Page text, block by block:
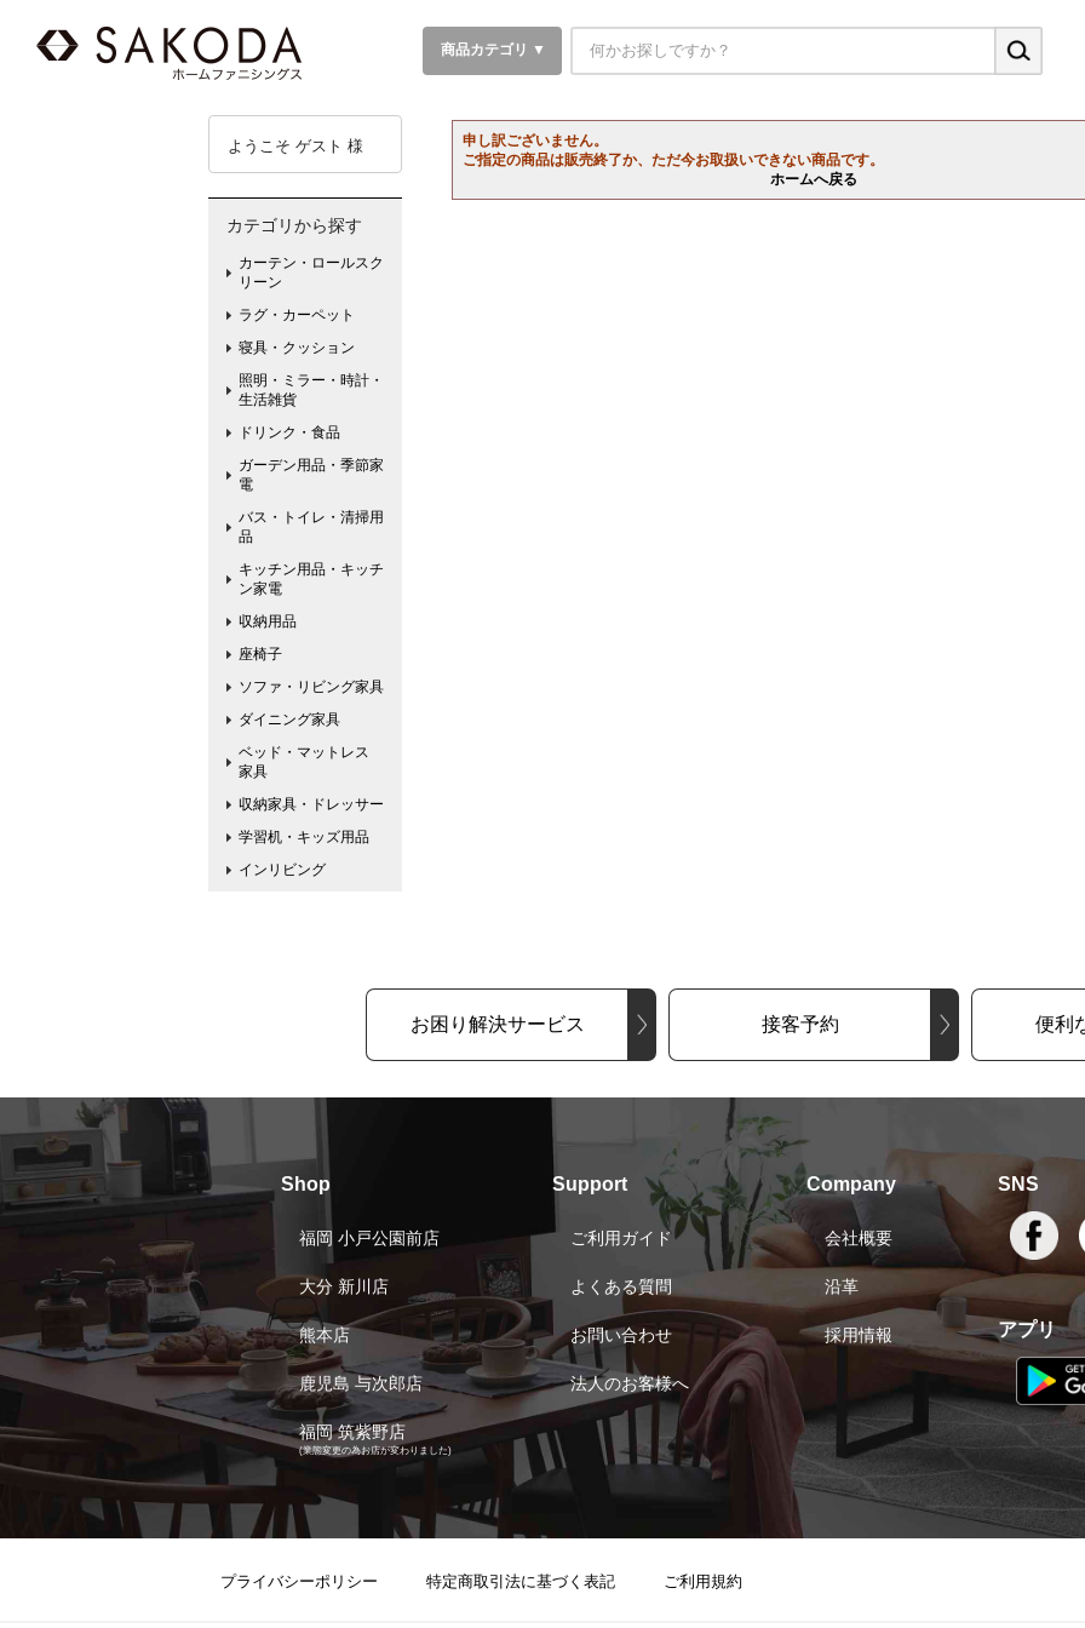
商品カテゴリ ▼
申し訳ございません。
ご指定の商品は販売終了か、ただ今お取扱いできない商品です。
ホームへ戻る
ようこそ ゲスト 様
カテゴリから探す
カーテン・ロールスク
リーン
ラグ・カーペット
寝具・クッション
照明・ミラー・時計・
生活雑貨
ドリンク・食品
ガーデン用品・季節家
電
バス・トイレ・清掃用
品
キッチン用品・キッチ
ン家電
収納用品
座椅子
ソファ・リビング家具
ダイニング家具
ベッド・マットレス
家具
収納家具・ドレッサー
学習机・キッズ用品
インリビング
お困り解決サービス 接客予約 便利
Shop
福岡 小戸公園前店
大分 新川店
熊本店
鹿児島 与次郎店
福岡 筑紫野店
(業態変更の為お店が変わりました)
Support
ご利用ガイド
よくある質問
お問い合わせ
法人のお客様へ
Company
会社概要
沿革
採用情報
SNS
アプリ
プライバシーポリシー 特定商取引法に基づく表記 ご利用規約